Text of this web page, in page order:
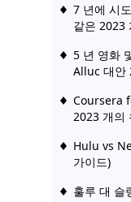
7 년에 시
같은 2023
5 년 영화
Alluc 대안
Coursera
2023 개의
Hulu vs
가이드)
훌루 대